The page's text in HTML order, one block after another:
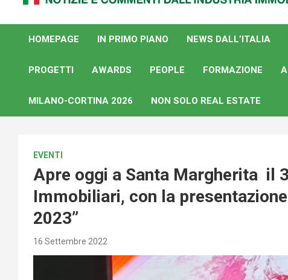
By Internews
internazionale
HOMEPAGE
IN PRIMO PIANO NEWS DALL’ITALIA
PROGETTI AWARDS PEOPLE FORMAZIONE
MILANO-CORTINA 2026 NON SOLO REAL ESTATE
EVENTI
Apre oggi a Santa Margherita il
Immobiliari, con la
2023”
16 Settembre 2022